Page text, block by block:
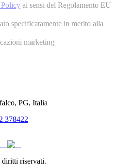
ai sensi del Regolamento EU
specificatamente in merito alla
marketing
PG, Italia
378422
riservati.